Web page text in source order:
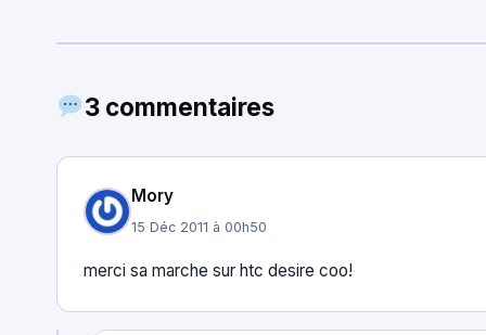
3 commentaires
Mory
15 Déc 2011 à 00h50
merci sa marche sur htc desire coo!